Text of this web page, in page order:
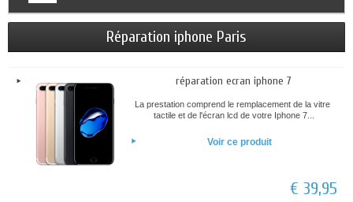
Réparation iphone Paris
réparation ecran iphone 7
La prestation comprend le remplacement de la vitre
tactile et de l'écran lcd de votre Iphone 7...
Voir ce produit
€ 39,95